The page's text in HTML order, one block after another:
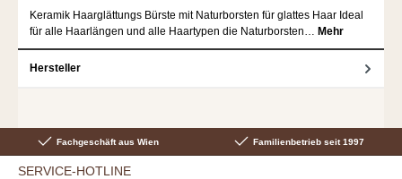
Keramik Haarglättungs Bürste mit Naturborsten für glattes Haar Ideal
für alle Haarlängen und alle Haartypen die Naturborsten… Mehr
Hersteller
Fachgeschäft aus Wien Familienbetrieb seit 1997
SERVICE-HOTLINE